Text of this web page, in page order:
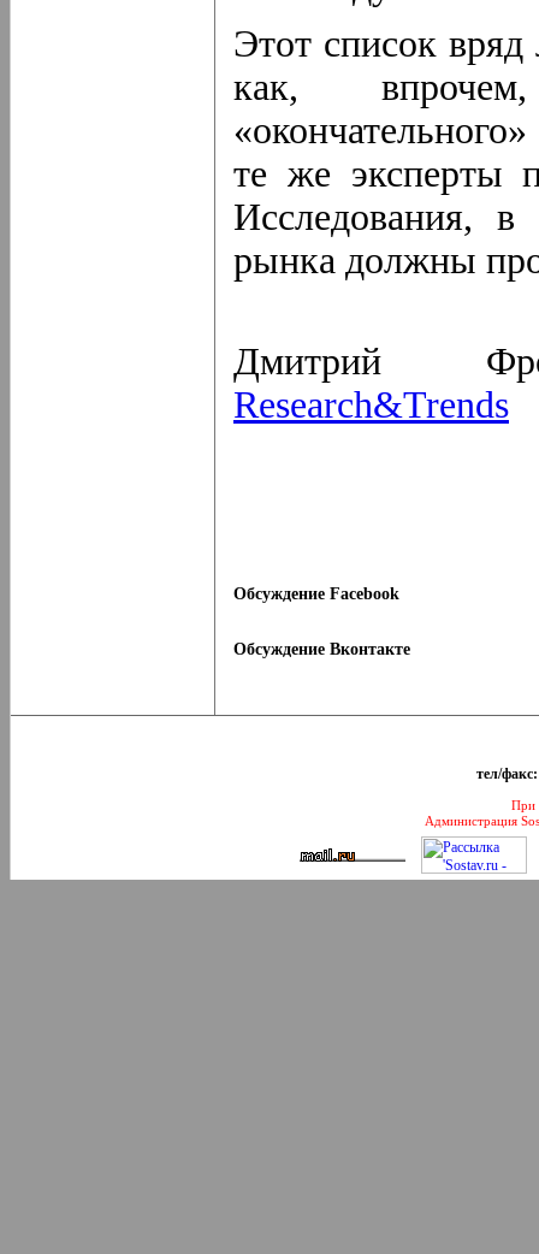
Этот список
как,
те же эксперты
Исследования, в
рынка должны
Дмитрий
Research&Trends
Обсуждение Facebook
Обсуждение Вконтакте
тел/факс:
При
Администрация